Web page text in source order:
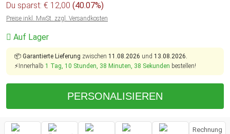
Du sparst: € 12,00 (40.07%)
Preise inkl. MwSt. zzgl. Versandkosten
Auf Lager
📦 Garantierte Lieferung zwischen 11.08.2026 und 13.08.2026.
⚡Innerhalb 1 Tag, 10 Stunden, 38 Minuten, 38 Sekunden bestellen!
PERSONALISIEREN
Rechnung